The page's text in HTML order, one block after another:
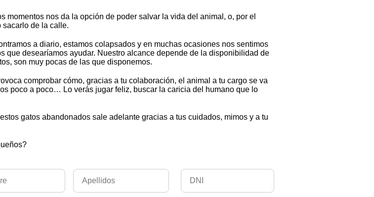
momentos nos da la opción de poder salvar la vida del animal, o, por el
sacarlo de la calle.
a diario, estamos colapsados y en muchas ocasiones nos sentimos
que desearíamos ayudar. Nuestro alcance depende de la disponibilidad de
son muy pocas de las que disponemos.
comprobar cómo, gracias a tu colaboración, el animal a tu cargo se va
poco a poco… Lo verás jugar feliz, buscar la caricia del humano que lo
gatos abandonados sale adelante gracias a tus cuidados, mimos y a tu